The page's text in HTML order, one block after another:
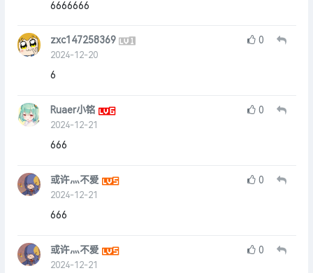
6666666
zxc147258369
2024-12-20
0
6
Ruaer小铭
2024-12-21
0
666
或许灬不爱
2024-12-21
0
666
或许灬不爱
2024-12-21
0